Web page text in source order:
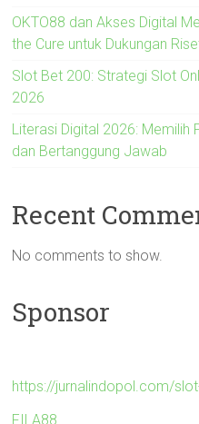
OKTO88 dan Akses Digital
the Cure untuk Dukungan
Slot Bet 200: Strategi Slot
2026
Literasi Digital 2026: Memilih
dan Bertanggung Jawab
Recent
No comments to show.
Sponsor
https://jurnalindopol.com/
FILA88